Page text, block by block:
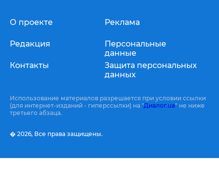
О проекте
Редакция
Контакты
Реклама
Персональные
данные
Защита персональных
данных
Использование материалов разрешается при условии ссылки
(для интернет-изданий - гиперссылки) на "Диалог.ua" не ниже
третьего абзаца.
� 2026, Все права защищены.